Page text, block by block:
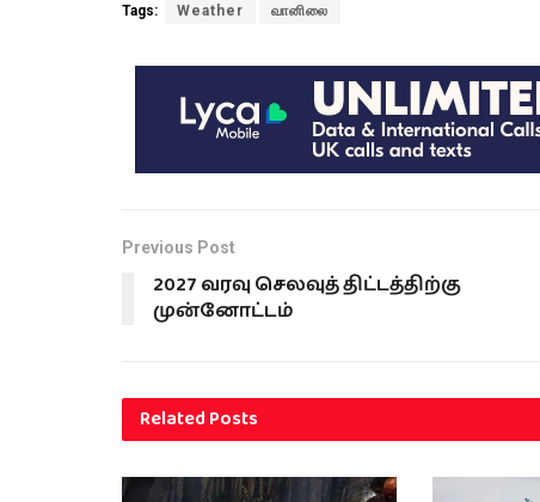
Tags: Weather வானிலை
Previous Post
2027 வரவு செலவுத் திட்டத்திற்கு
முன்னோட்டம்
RelatedPosts